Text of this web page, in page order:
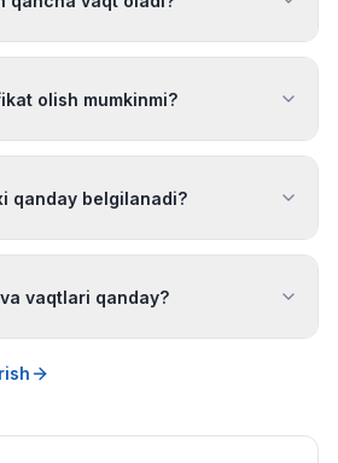
olish mumkinmi?
qanday belgilanadi?
vaqtlari qanday?